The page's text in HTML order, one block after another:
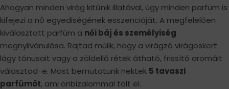
Ahogyan minden virág kitűnik illatával, úgy minden parfüm is
kifejezi a nő egyediségének esszenciáját. A megfelelően
kiválasztott parfüm a női báj és személyiség
megnyilvánulása. Rajtad múlik, hogy a virágzó virágoskert
lágy tónusait vagy a zöldellő rétek átható, frissítő aromáit
választod-e. Most bemutatunk nektek 5 tavaszi
parfümöt, ami önbizalommal tölt el.